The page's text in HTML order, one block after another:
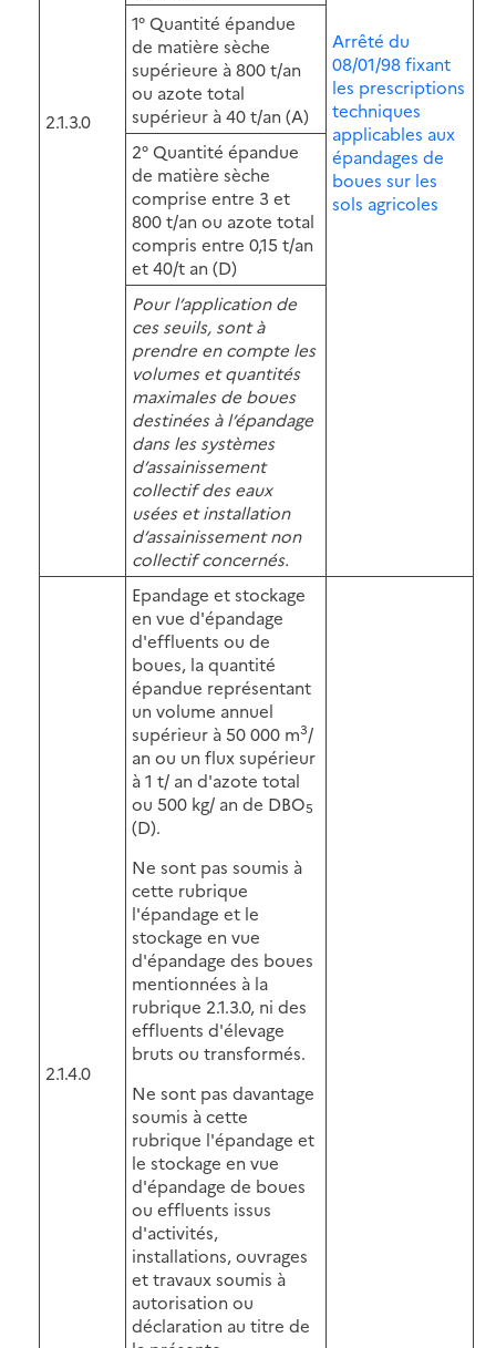
2.1.3.0
Arrêté du
08/01/98 fixant
les prescriptions
techniques
applicables aux
épandages de
boues sur les
sols agricoles
1° Quantité épandue
de matière sèche
supérieure à 800 t/an
ou azote total
supérieur à 40 t/an (A)
2° Quantité épandue
de matière sèche
comprise entre 3 et
800 t/an ou azote total
compris entre 0,15 t/an
et 40/t an (D)
Pour l’application de
ces seuils, sont à
prendre en compte les
volumes et quantités
maximales de boues
destinées à l’épandage
dans les systèmes
d’assainissement
collectif des eaux
usées et installation
d’assainissement non
collectif concernés.
2.1.4.0
Epandage et stockage
en vue d'épandage
d'effluents ou de
boues, la quantité
épandue représentant
un volume annuel
supérieur à 50 000 m3/
an ou un flux supérieur
à 1 t/ an d'azote total
ou 500 kg/ an de DBO5
(D).
Ne sont pas soumis à
cette rubrique
l'épandage et le
stockage en vue
d'épandage des boues
mentionnées à la
rubrique 2.1.3.0, ni des
effluents d'élevage
bruts ou transformés.
Ne sont pas davantage
soumis à cette
rubrique l'épandage et
le stockage en vue
d'épandage de boues
ou effluents issus
d'activités,
installations, ouvrages
et travaux soumis à
autorisation ou
déclaration au titre de